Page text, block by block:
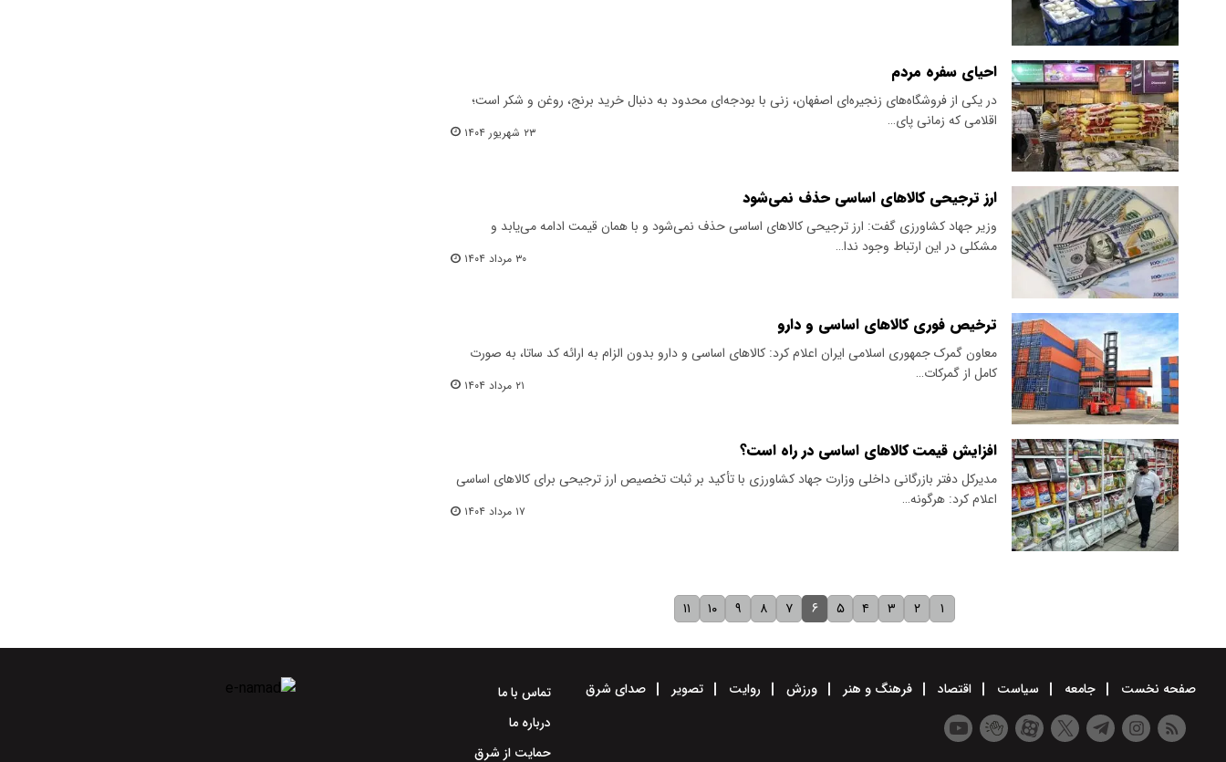
احیای سفره مردم
‌در یکی از فروشگاه‌های زنجیره‌ای اصفهان، زنی با بودجه‌ای محدود به دنبال خرید برنج، روغن و شکر است؛
اقلامی که زمانی پای…
۲۳ شهریور ۱۴۰۴
ارز ترجیحی کالاهای اساسی حذف نمی‌شود
وزیر جهاد کشاورزی گفت: ارز ترجیحی کالاهای اساسی حذف نمی‌شود و با همان قیمت ادامه می‌یابد و
مشکلی در این ارتباط وجود ندا…
۳۰ مرداد ۱۴۰۴
ترخیص فوری کالاهای اساسی و دارو
معاون گمرک جمهوری اسلامی ایران اعلام کرد: کالاهای اساسی و دارو بدون الزام به ارائه کد ساتا، به صورت
کامل از گمرکات…
۲۱ مرداد ۱۴۰۴
افزایش قیمت کالاهای اساسی در راه است؟
​مدیرکل دفتر بازرگانی داخلی وزارت جهاد کشاورزی با تأکید بر ثبات تخصیص ارز ترجیحی برای کالاهای اساسی
اعلام کرد: هرگونه…
۱۷ مرداد ۱۴۰۴
۱ ۲ ۳ ۴ ۵ ۶ ۷ ۸ ۹ ۱۰ ۱۱
صفحه نخست جامعه سیاست اقتصاد فرهنگ و هنر ورزش روایت تصویر صدای شرق
تماس با ما
درباره ما
حمایت از شرق